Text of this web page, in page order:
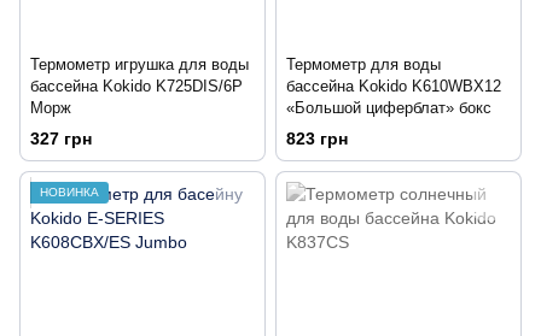
Термометр игрушка для воды
бассейна Kokido K725DIS/6P
Морж
327 грн
Термометр для воды
бассейна Kokido K610WBX12
«Большой циферблат» бокс
823 грн
НОВИНКА